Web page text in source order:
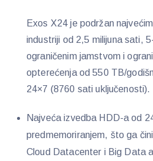
Exos X24 je podržan
industriji od 2,5 milijuna sati,
ograničenim jamstvom i
opterećenja od 550 TB/
24×7 (8760 sati uključenosti).
Najveća izvedba HDD-a od
predmemoriranjem, što ga
Cloud Datacenter i Big Data